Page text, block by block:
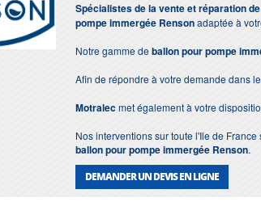
Spécialistes de la vente et réparation de
pompe immergée Rensonadaptée à
Notre gamme deballon pour pompe
Afin de répondre à votre demande dans
Motralecmet également à votre
Nos interventions sur toute l'Ile de
ballon pour pompe immergée Renson.
DEMANDER UN DEVIS EN LIGNE